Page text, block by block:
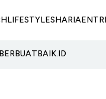
LIFESTYLESHARIA
BERBUATBAIK.ID